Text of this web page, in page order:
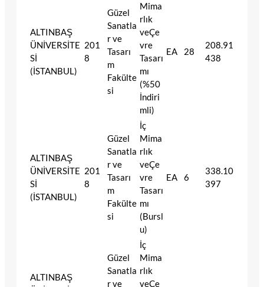
ALTINBAŞ
ÜNİVERSİTE
Sİ
(İSTANBUL)
201
8
Güzel
Sanatla
r ve
Tasarı
m
Fakülte
si
Mima
rlık
veÇe
vre
Tasarı
mı
(%50
İndiri
mli)
EA 28
208.91
438
ALTINBAŞ
ÜNİVERSİTE
Sİ
(İSTANBUL)
201
8
Güzel
Sanatla
r ve
Tasarı
m
Fakülte
si
İç
Mima
rlık
veÇe
vre
Tasarı
mı
(Bursl
u)
EA 6
338.10
397
ALTINBAŞ
Güzel
Sanatla
r ve
İç
Mima
rlık
veÇe